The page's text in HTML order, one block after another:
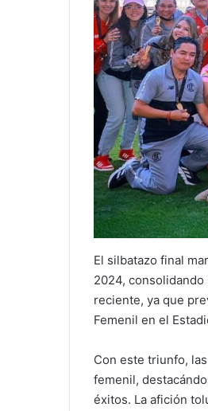
El silbatazo final
2024,
reciente, ya que
Femenil en el
Con este triunfo,
femenil,
éxitos. La afición